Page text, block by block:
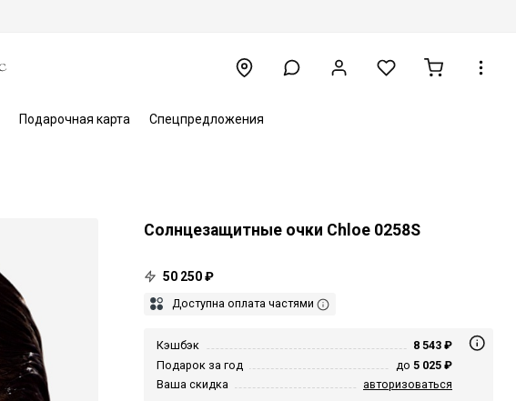
Подарочная карта Спецпредложения
Солнцезащитные очки Chloe 0258S
50 250 ₽
Доступна оплата частями
Кэшбэк
8 543 ₽
Подарок за год
до 5 025 ₽
Ваша скидка
авторизоваться